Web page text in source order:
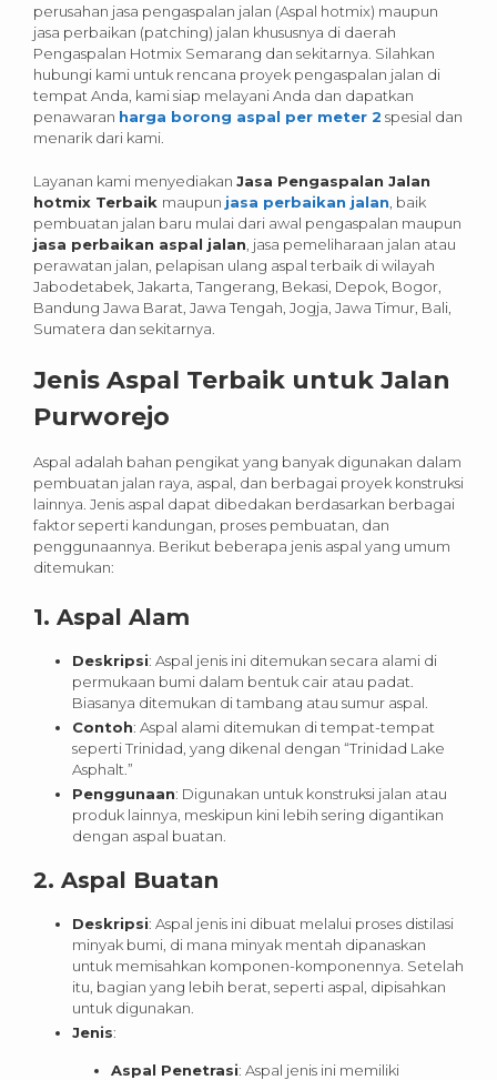
perusahan jasa pengaspalan jalan (Aspal hotmix) maupun
jasa perbaikan (patching) jalan khususnya di daerah
Pengaspalan Hotmix Semarang dan sekitarnya. Silahkan
hubungi kami untuk rencana proyek pengaspalan jalan di
tempat Anda, kami siap melayani Anda dan dapatkan
penawaran harga borong aspal per meter 2 spesial dan
menarik dari kami.
Layanan kami menyediakan Jasa Pengaspalan Jalan
hotmix Terbaik maupun jasa perbaikan jalan , baik
pembuatan jalan baru mulai dari awal pengaspalan maupun
jasa perbaikan aspal jalan , jasa pemeliharaan jalan atau
perawatan jalan, pelapisan ulang aspal terbaik di wilayah
Jabodetabek, Jakarta, Tangerang, Bekasi, Depok, Bogor,
Bandung Jawa Barat, Jawa Tengah, Jogja, Jawa Timur, Bali,
Sumatera dan sekitarnya.
Jenis Aspal Terbaik untuk Jalan
Purworejo
Aspal adalah bahan pengikat yang banyak digunakan dalam
pembuatan jalan raya, aspal, dan berbagai proyek konstruksi
lainnya. Jenis aspal dapat dibedakan berdasarkan berbagai
faktor seperti kandungan, proses pembuatan, dan
penggunaannya. Berikut beberapa jenis aspal yang umum
ditemukan:
1. Aspal Alam
Deskripsi: Aspal jenis ini ditemukan secara alami di
permukaan bumi dalam bentuk cair atau padat.
Biasanya ditemukan di tambang atau sumur aspal.
Contoh: Aspal alami ditemukan di tempat-tempat
seperti Trinidad, yang dikenal dengan “Trinidad Lake
Asphalt.”
Penggunaan: Digunakan untuk konstruksi jalan atau
produk lainnya, meskipun kini lebih sering digantikan
dengan aspal buatan.
2. Aspal Buatan
Deskripsi: Aspal jenis ini dibuat melalui proses distilasi
minyak bumi, di mana minyak mentah dipanaskan
untuk memisahkan komponen-komponennya. Setelah
itu, bagian yang lebih berat, seperti aspal, dipisahkan
untuk digunakan.
Jenis:
Aspal Penetrasi: Aspal jenis ini memiliki